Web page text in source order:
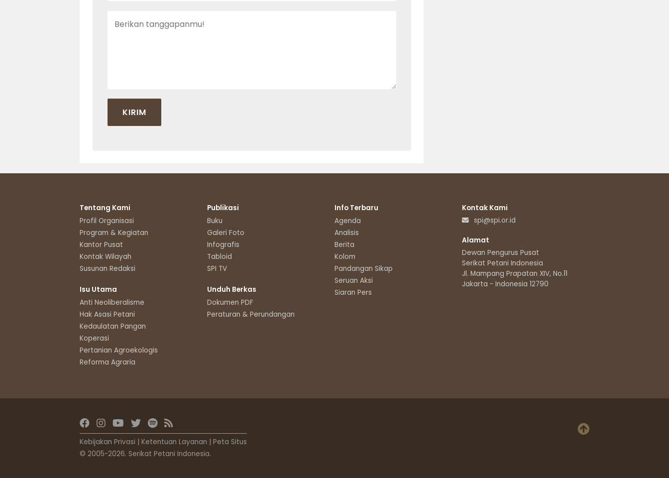
Tentang Kami
Profil Organisasi
Program & Kegiatan
Kantor Pusat
Kontak Wilayah
Susunan Redaksi
Isu Utama
Anti Neoliberalisme
Hak Asasi Petani
Kedaulatan Pangan
Koperasi
Pertanian Agroekologis
Reforma Agraria
Publikasi
Buku
Galeri Foto
Infografis
Tabloid
SPI TV
Unduh Berkas
Dokumen PDF
Peraturan & Perundangan
Info Terbaru
Agenda
Analisis
Berita
Kolom
Pandangan Sikap
Seruan Aksi
Siaran Pers
Kontak Kami
spi@spi.or.id
Alamat
Dewan Pengurus Pusat
Serikat Petani Indonesia
Jl. Mampang Prapatan XIV, No.11
Jakarta - Indonesia 12790
Kebijakan Privasi Ketentuan Layanan
Peta Situs
© 2005-2026. Serikat Petani Indonesia.